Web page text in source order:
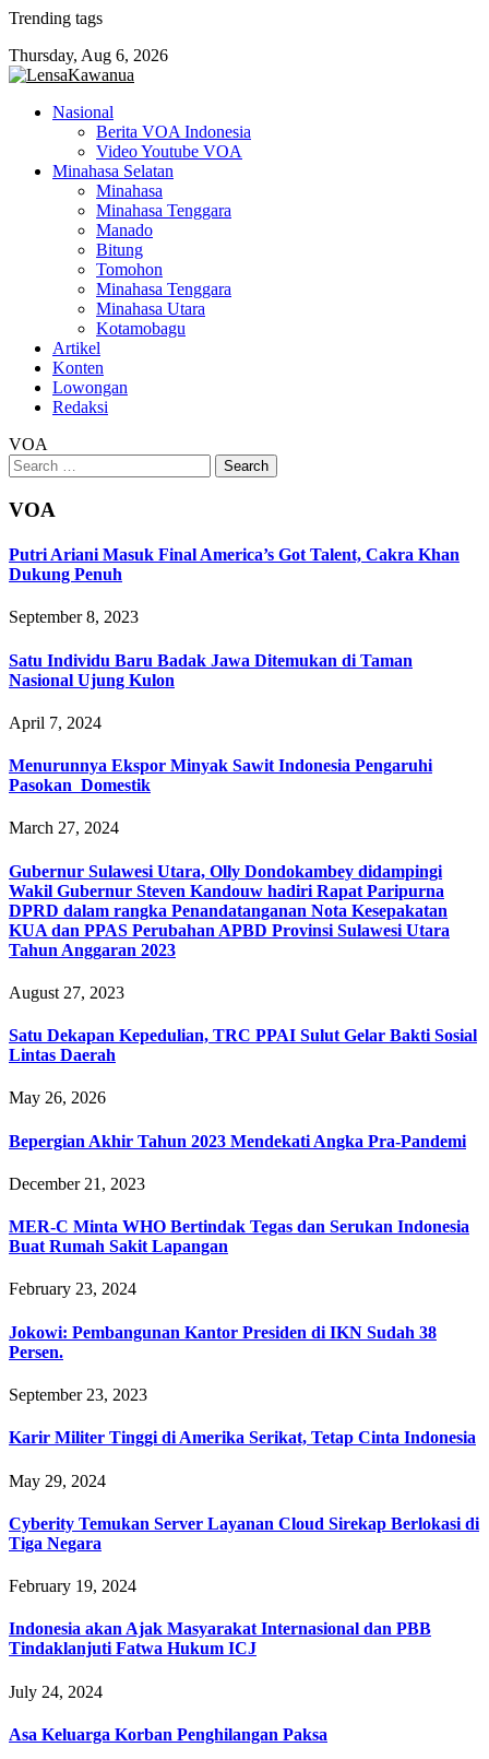
Skip
content
Trending tags
Thursday, Aug 6, 2026
Nasional
Berita VOA Indonesia
Video Youtube VOA
Minahasa Selatan
Minahasa
Minahasa Tenggara
Manado
Bitung
Tomohon
Minahasa Tenggara
Minahasa Utara
Kotamobagu
Artikel
Konten
Lowongan
Redaksi
VOA
Search
for:
VOA
Putri Ariani Masuk Final America’s Got Talent, Cakra Khan
Dukung Penuh
September 8, 2023
Satu Individu Baru Badak Jawa Ditemukan di Taman
Nasional Ujung Kulon
April 7, 2024
Menurunnya Ekspor Minyak Sawit Indonesia Pengaruhi
Pasokan Domestik
March 27, 2024
Gubernur Sulawesi Utara, Olly Dondokambey didampingi
Wakil Gubernur Steven Kandouw hadiri Rapat Paripurna
DPRD dalam rangka Penandatanganan Nota Kesepakatan
KUA dan PPAS Perubahan APBD Provinsi Sulawesi Utara
Tahun Anggaran 2023
August 27, 2023
Satu Dekapan Kepedulian, TRC PPAI Sulut Gelar Bakti Sosial
Lintas Daerah
May 26, 2026
Bepergian Akhir Tahun 2023 Mendekati Angka Pra-Pandemi
December 21, 2023
MER-C Minta WHO Bertindak Tegas dan Serukan Indonesia
Buat Rumah Sakit Lapangan
February 23, 2024
Jokowi: Pembangunan Kantor Presiden di IKN Sudah 38
Persen.
September 23, 2023
Karir Militer Tinggi di Amerika Serikat, Tetap Cinta Indonesia
May 29, 2024
Cyberity Temukan Server Layanan Cloud Sirekap Berlokasi di
Tiga Negara
February 19, 2024
Indonesia akan Ajak Masyarakat Internasional dan PBB
Tindaklanjuti Fatwa Hukum ICJ
July 24, 2024
Asa Keluarga Korban Penghilangan Paksa